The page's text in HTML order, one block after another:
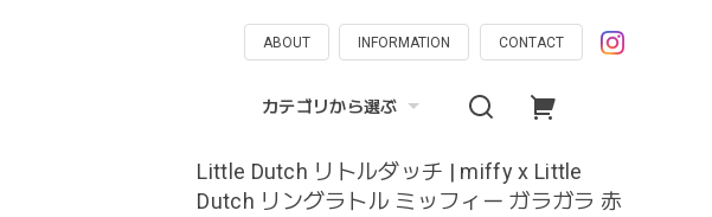
ABOUT INFORMATION CONTACT
カテゴリから選ぶ
Little Dutch リトルダッチ | miffy x Little
Dutch リングラトル ミッフィー ガラガラ 赤